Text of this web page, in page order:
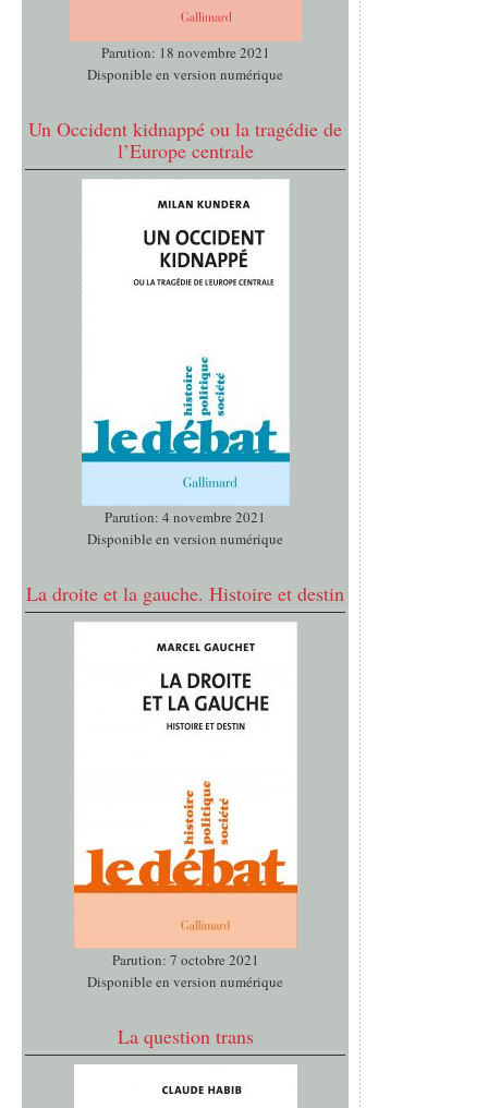
Parution: 18 novembre 2021
Disponible en version numérique
Un Occident kidnappé ou la tragédie de
l’Europe centrale
Parution: 4 novembre 2021
Disponible en version numérique
La droite et la gauche. Histoire et destin
Parution: 7 octobre 2021
Disponible en version numérique
La question trans